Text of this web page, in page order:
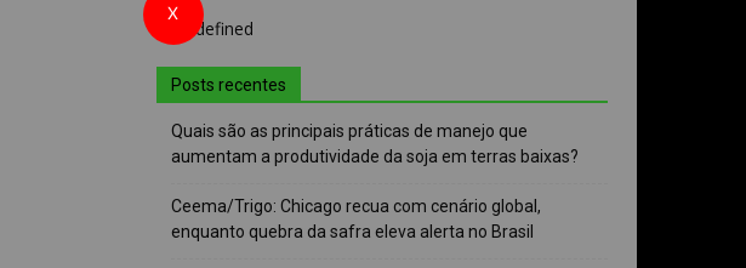
Posts recentes
Quais são as principais práticas de manejo que
aumentam a produtividade da soja em terras baixas?
Ceema/Trigo: Chicago recua com cenário global,
enquanto quebra da safra eleva alerta no Brasil
X